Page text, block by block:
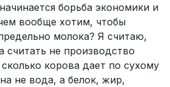
борьба экономики и
вообще хотим, чтобы
молока? Я считаю,
считать не производство
корова дает по сухому
не вода, а белок, жир,